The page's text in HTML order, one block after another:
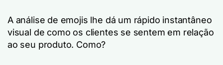
A análise de emojis lhe dá um rápido instantâneo
visual de como os clientes se sentem em relação
ao seu produto. Como?